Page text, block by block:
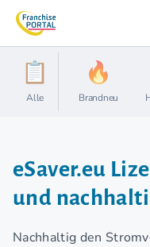
Alle Brandneu
eSaver.eu
und
Nachhaltig den